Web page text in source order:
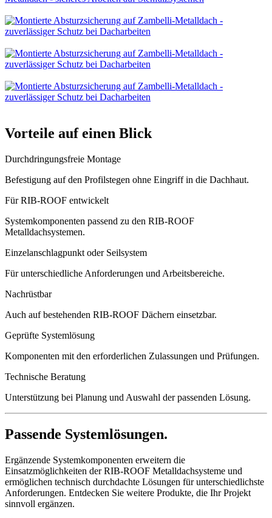
Vorteile auf einen Blick
Durchdringungsfreie Montage
Befestigung auf den Profilstegen ohne Eingriff in die Dachhaut.
Für RIB-ROOF entwickelt
Systemkomponenten passend zu den RIB-ROOF
Metalldachsystemen.
Einzelanschlagpunkt oder Seilsystem
Für unterschiedliche Anforderungen und Arbeitsbereiche.
Nachrüstbar
Auch auf bestehenden RIB-ROOF Dächern einsetzbar.
Geprüfte Systemlösung
Komponenten mit den erforderlichen Zulassungen und Prüfungen.
Technische Beratung
Unterstützung bei Planung und Auswahl der passenden Lösung.
Passende Systemlösungen.
Ergänzende Systemkomponenten erweitern die
Einsatzmöglichkeiten der RIB-ROOF Metalldachsysteme und
ermöglichen technisch durchdachte Lösungen für unterschiedlichste
Anforderungen. Entdecken Sie weitere Produkte, die Ihr Projekt
sinnvoll ergänzen.